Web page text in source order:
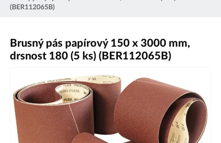
(BER112065B)
Brusný pás papírový 150 x 3000 mm,
drsnost 180 (5 ks) (BER112065B)